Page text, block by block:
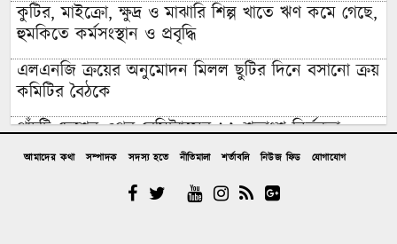
কুটির, মাইক্রো, ক্ষুদ্র ও মাঝারি শিল্প খাতে ঋণ কমে গেছে,
হুমকিতে কর্মসংস্থান ও প্রবৃদ্ধি
এলএনজি ক্রয়ের অনুমোদন মিলল ছুটির দিনে বসানো ক্রয়
কমিটির বৈঠকে
পাঁচটি দেশের ওপর রেমিট্যান্সের ৬২ শতাংশ নির্ভরতা,
বাড়ছে কৌশলগত ঝুঁকির শঙ্কা
কওমি মাদ্রাসার শিক্ষার্থী বলৎকার
আমাদের কথা সম্পাদক সদস্য হতে নীতিমালা শর্তাবলি নিউজ ফিড যোগাযোগ